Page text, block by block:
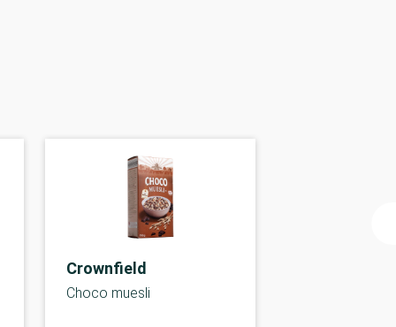
Crownfield
Choco muesli